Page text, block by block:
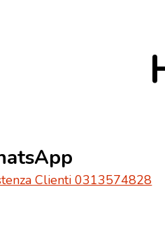
Clienti 0313574828